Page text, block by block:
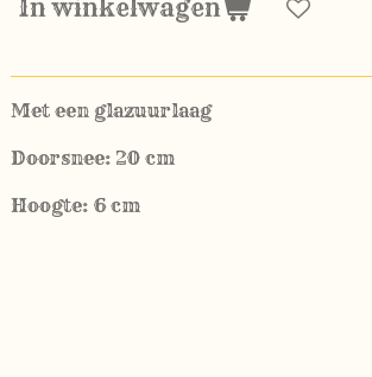
In winkelwagen
Met een glazuurlaag
Doorsnee: 20 cm
Hoogte: 6 cm